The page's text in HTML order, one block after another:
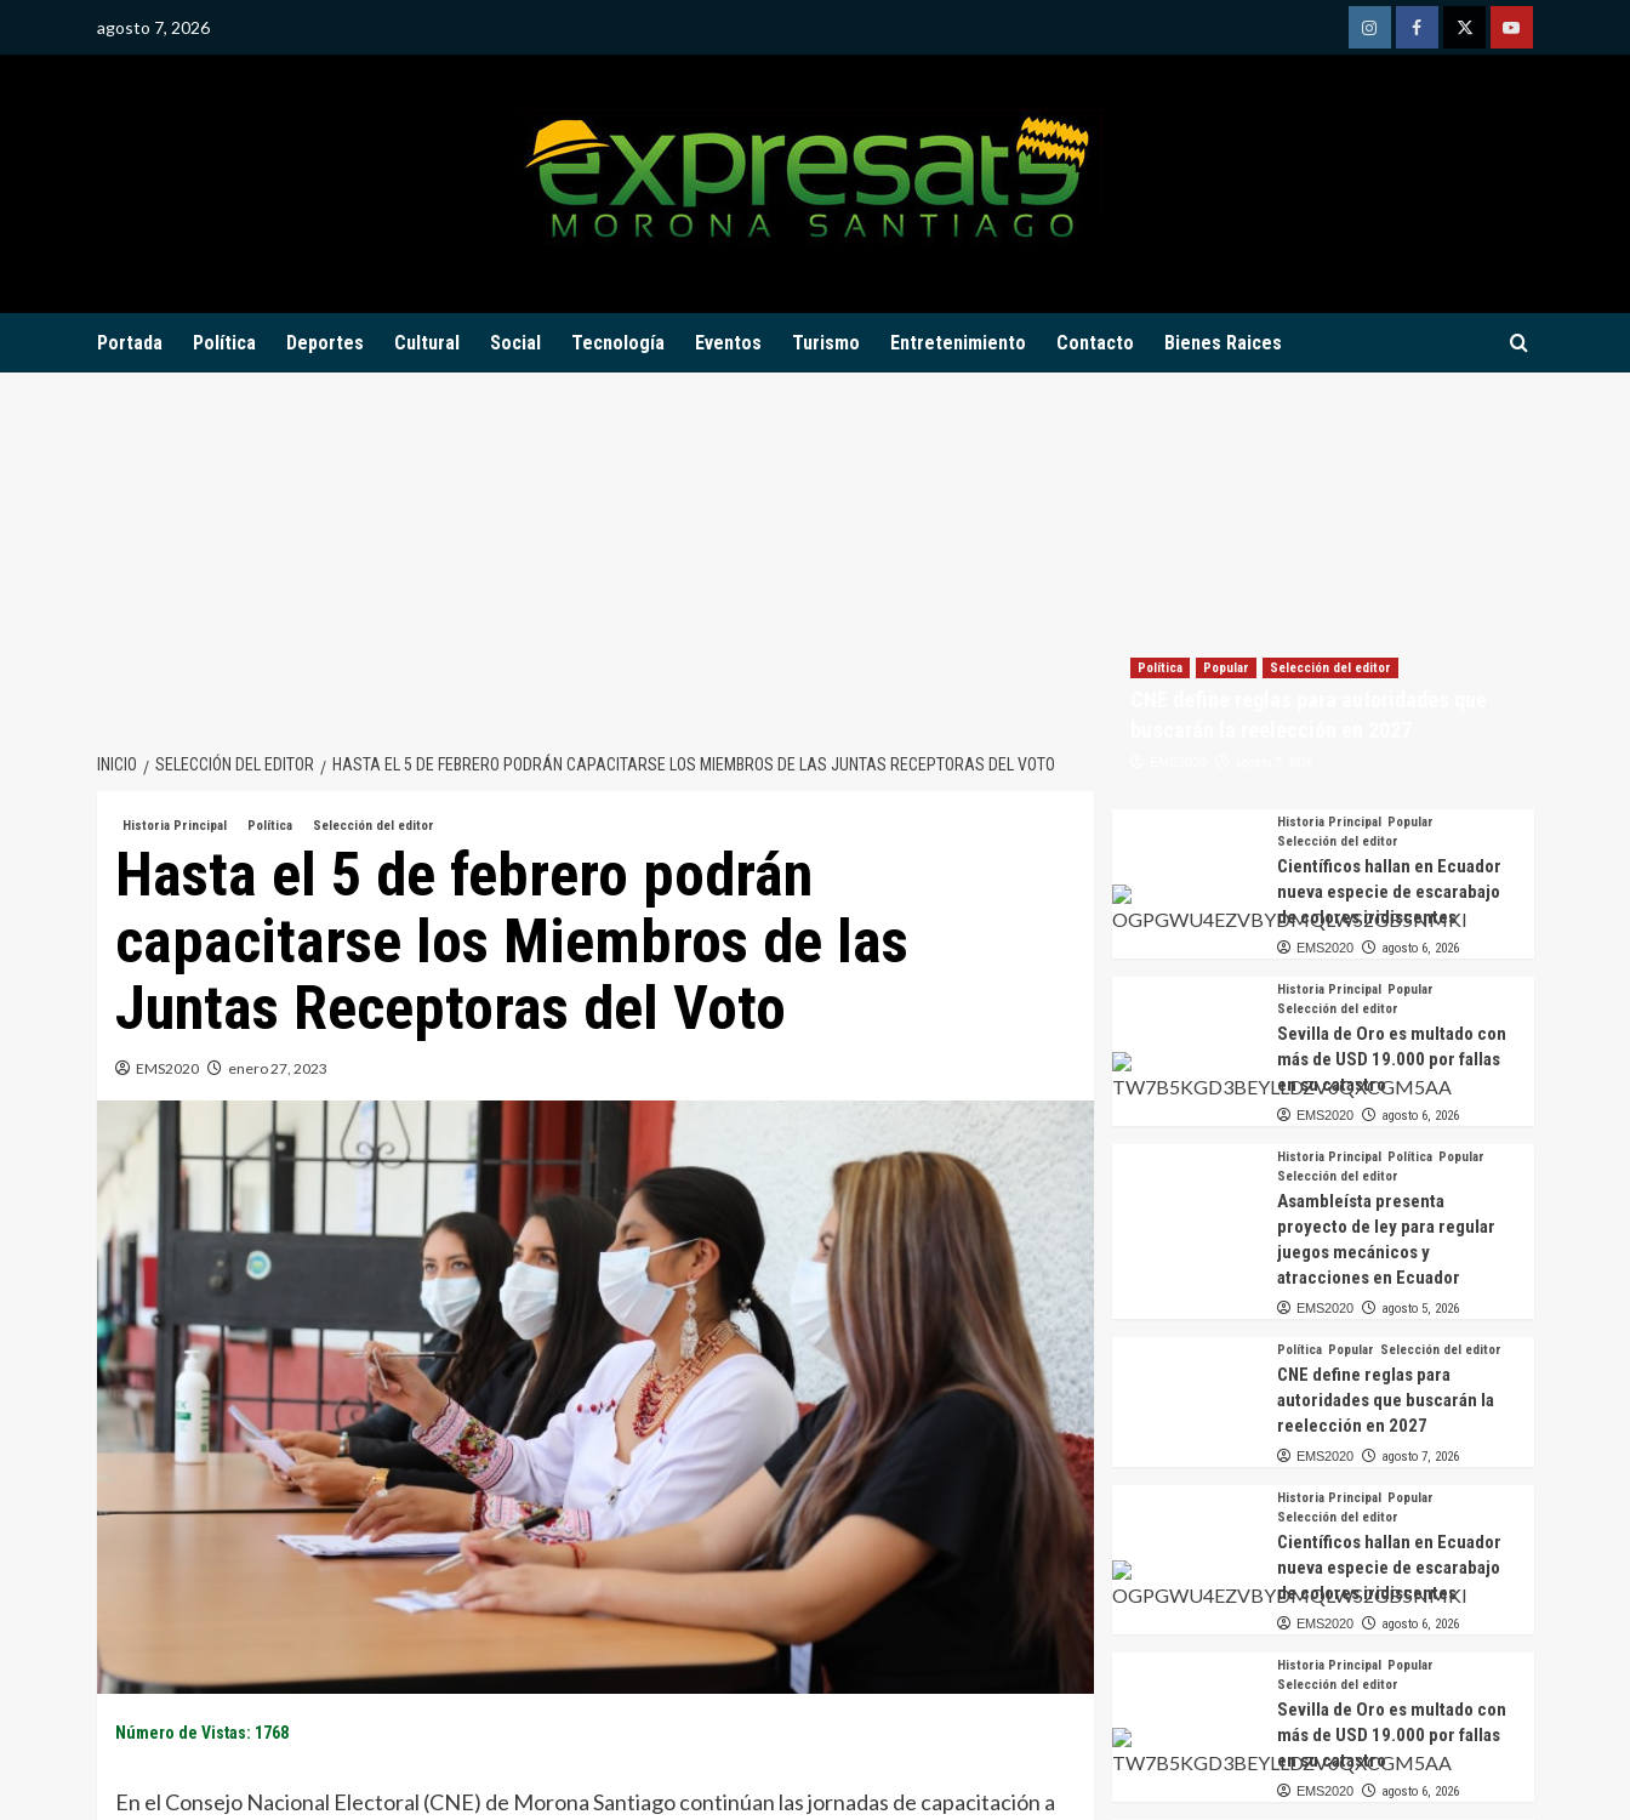
agosto 7, 2026
InstagramFacebookTwitterYoutube
Portada Política Deportes Cultural Social Tecnología Eventos Turismo Entretenimiento Contacto Bienes Raices
INICIO SELECCIÓN DEL EDITOR HASTA EL 5 DE FEBRERO PODRÁN CAPACITARSE LOS MIEMBROS DE LAS JUNTAS RECEPTORAS DEL VOTO
Historia Principal Política Selección del editor
Hasta el 5 de febrero podrán
capacitarse los Miembros de las
Juntas Receptoras del Voto
EMS2020 enero 27, 2023
Número de Vistas: 1768
En el Consejo Nacional Electoral (CNE) de Morona Santiago continúan las jornadas de capacitación a
Política Popular Selección del editor
Historia Principal Popular
Selección del editor
Científicos hallan en Ecuador
nueva especie de escarabajo
de colores iridiscentes
EMS2020 agosto 6, 2026
Historia Principal Popular
Selección del editor
Sevilla de Oro es multado con
más de USD 19.000 por fallas
en su catastro
EMS2020 agosto 6, 2026
Historia Principal Política Popular
Selección del editor
Asambleísta presenta
proyecto de ley para regular
juegos mecánicos y
atracciones en Ecuador
EMS2020 agosto 5, 2026
Política Popular Selección del editor
CNE define reglas para
autoridades que buscarán la
reelección en 2027
EMS2020 agosto 7, 2026
Historia Principal Popular
Selección del editor
Científicos hallan en Ecuador
nueva especie de escarabajo
de colores iridiscentes
EMS2020 agosto 6, 2026
Historia Principal Popular
Selección del editor
Sevilla de Oro es multado con
más de USD 19.000 por fallas
en su catastro
EMS2020 agosto 6, 2026